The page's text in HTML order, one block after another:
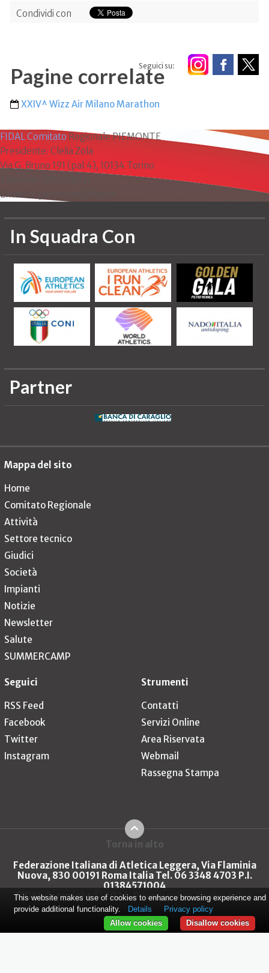
Condividi con
Seguici su:
Pagine correlate
XXIV^ Wizz Air Milano Marathon
FIDAL Comitato Regionale PIEMONTE
Presidente: Clelia Zola
Via G. Bruno 191 (pal.4), 10134 Torino
Email: cr.piemonte@fidal.it
In Squadra Con
Partner
Mappa del sito
Home
Comitato Regionale
Attività
Settore tecnico
Giudici
Società
Impianti
Notizie
Newsletter
Salute
SUMMERCAMP
Seguici
RSS Feed
Facebook
Twitter
Instagram
Strumenti
Contatti
Servizi Online
Area Riservata
Webmail
Rassegna Stampa
Torna in alto
Federazione Italiana di Atletica Leggera, Via Flaminia
Nuova, 830 00191 Roma Italia Tel. 06 3348 4703 P.I.
01384571004
FIDAL Copyright © 2026 Privacy policy Cookie policy
This website makes use of cookies to enhance browsing experience and
provide additional functionality.
Details
Privacy policy
Disallow cookies
Allow cookies